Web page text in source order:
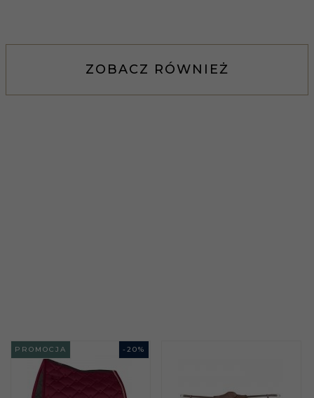
ZOBACZ RÓWNIEŻ
- 20%
PROMOCJA